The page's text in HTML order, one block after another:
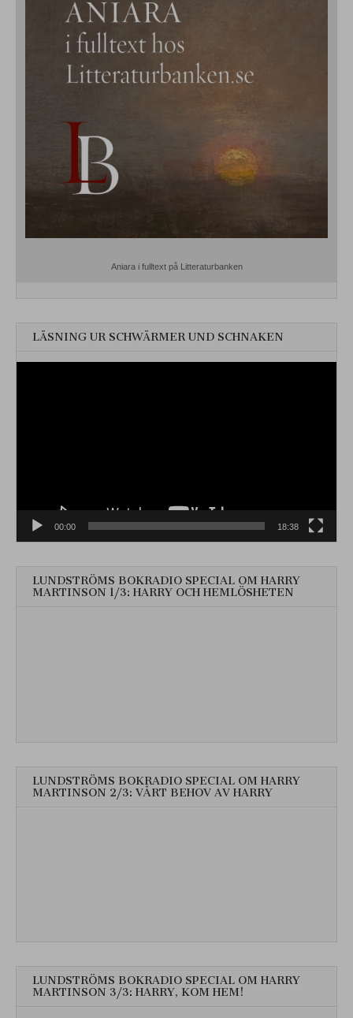
Aniara i fulltext på Litteraturbanken
LÄSNING UR SCHWÄRMER UND SCHNAKEN
00:00 18:38
LUNDSTRÖMS BOKRADIO SPECIAL OM HARRY
MARTINSON 1/3: HARRY OCH HEMLÖSHETEN
LUNDSTRÖMS BOKRADIO SPECIAL OM HARRY
MARTINSON 2/3: VÅRT BEHOV AV HARRY
LUNDSTRÖMS BOKRADIO SPECIAL OM HARRY
MARTINSON 3/3: HARRY, KOM HEM!